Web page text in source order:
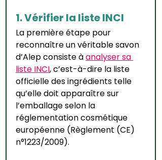
1. Vérifier la liste INCI
La première étape pour
reconnaître un véritable savon
d’Alep consiste à analyser sa
liste INCI, c’est-à-dire la liste
officielle des ingrédients telle
qu’elle doit apparaître sur
l’emballage selon la
réglementation cosmétique
européenne (Règlement (CE)
n°1223/2009).